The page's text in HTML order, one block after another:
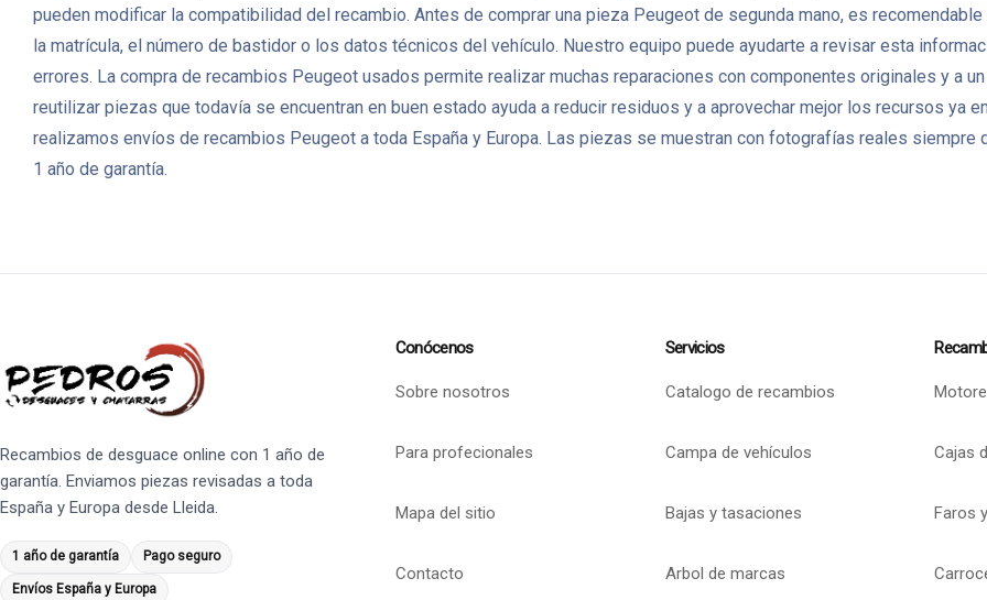
pueden modificar la compatibilidad del recambio. Antes de comprar una pieza Peugeot de segunda mano, es
la matrícula, el número de bastidor o los datos técnicos del vehículo. Nuestro equipo puede ayudarte a revisar esta
errores. La compra de recambios Peugeot usados permite realizar muchas reparaciones con componentes originales y a
reutilizar piezas que todavía se encuentran en buen estado ayuda a reducir residuos y a aprovechar mejor los recursos ya
realizamos envíos de recambios Peugeot a toda España y Europa. Las piezas se muestran con fotografías reales
1 año de garantía.
Recambios de desguace online con 1 año de
garantía. Enviamos piezas revisadas a toda
España y Europa desde Lleida.
1 año de garantía Pago seguro
Envíos España y Europa
Conócenos
Sobre nosotros
Para profecionales
Mapa del sitio
Contacto
Servicios
Catalogo de recambios
Campa de vehículos
Bajas y tasaciones
Arbol de marcas
Cajas
Faros